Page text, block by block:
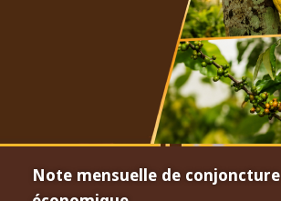
Note mensuelle de conjoncture